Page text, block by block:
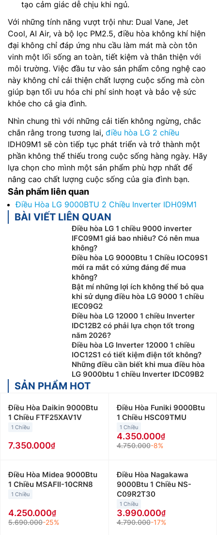
tạo cảm giác dễ chịu khi ngủ.
Với những tính năng vượt trội như: Dual Vane, Jet
Cool, AI Air, và bộ lọc PM2.5, điều hòa không khí hiện
đại không chỉ đáp ứng nhu cầu làm mát mà còn tôn
vinh một lối sống an toàn, tiết kiệm và thân thiện với
môi trường. Việc đầu tư vào sản phẩm công nghệ cao
này không chỉ cải thiện chất lượng cuộc sống mà còn
giúp bạn tối ưu hóa chi phí sinh hoạt và bảo vệ sức
khỏe cho cả gia đình.
Nhìn chung thì với những cải tiến không ngừng, chắc
chắn rằng trong tương lai, điều hòa LG 2 chiều
IDH09M1 sẽ còn tiếp tục phát triển và trở thành một
phần không thể thiếu trong cuộc sống hàng ngày. Hãy
lựa chọn cho mình một sản phẩm phù hợp nhất để
nâng cao chất lượng cuộc sống của gia đình bạn.
Sản phẩm liên quan
Điều Hòa LG 9000BTU 2 Chiều Inverter IDH09M1
BÀI VIẾT LIÊN QUAN
Điều hòa LG 1 chiều 9000 inverter
IFC09M1 giá bao nhiêu? Có nên mua
không?
Điều hòa LG 9000Btu 1 Chiều IOC09S1
mới ra mắt có xứng đáng để mua
không?
Bật mí những lợi ích không thể bỏ qua
khi sử dụng điều hòa LG 9000 1 chiều
IEC09G2
Điều hòa LG 12000 1 chiều Inverter
IDC12B2 có phải lựa chọn tốt trong
năm 2026?
Điều hòa LG Inverter 12000 1 chiều
IOC12S1 có tiết kiệm điện tốt không?
Những điều cần biết khi mua điều hòa
LG 9000btu 1 chiều Inverter IDC09B2
SẢN PHẨM HOT
Điều Hòa Daikin 9000Btu
1 Chiều FTF25XAV1V
1 Chiều
7.350.000
Điều Hòa Funiki 9000Btu
1 Chiều HSC09TMU
1 Chiều
4.350.000
4.750.000-8%
Điều Hòa Midea 9000Btu
1 Chiều MSAFII-10CRN8
1 Chiều
4.250.000
5.690.000-25%
Điều Hòa Nagakawa
9000Btu 1 Chiều NS-
C09R2T30
1 Chiều
3.990.000
4.790.000-17%